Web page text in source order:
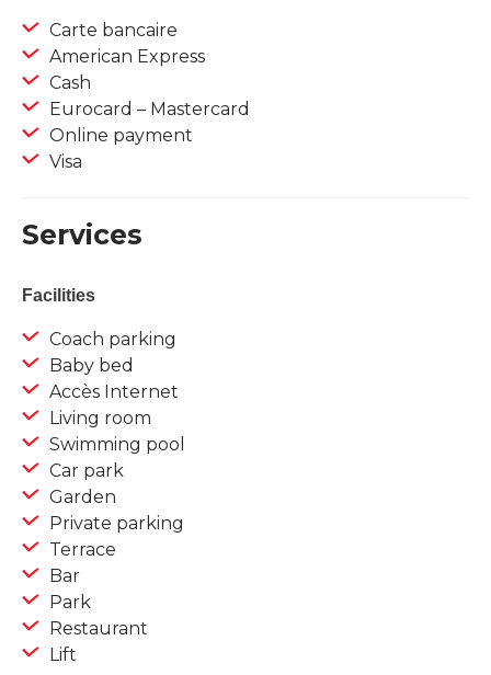
Carte bancaire
American Express
Cash
Eurocard – Mastercard
Online payment
Visa
Services
Facilities
Coach parking
Baby bed
Accès Internet
Living room
Swimming pool
Car park
Garden
Private parking
Terrace
Bar
Park
Restaurant
Lift